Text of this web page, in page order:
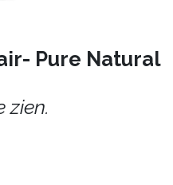
Pure Natural
zien.